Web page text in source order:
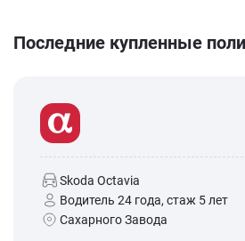
Последние купленные
Skoda Octavia
Водитель 24 года, стаж 5 лет
Сахарного Завода